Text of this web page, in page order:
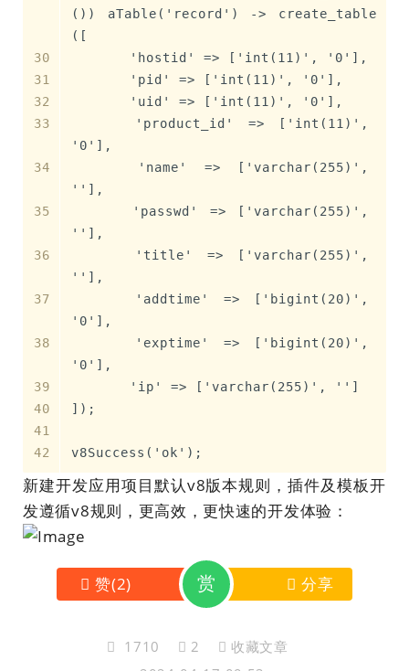
()) aTable('record') -> create_table
([
	'hostid' => ['int(11)', '0'],
	'pid' => ['int(11)', '0'],
	'uid' => ['int(11)', '0'],
'0'],
''],
''],
''],
'0'],
'0'],
	'ip' => ['varchar(255)', '']
]);
v8Success('ok');
新建开发应用项目默认v8版本规则，插件及模板开
发遵循v8规则，更高效，更快速的开发体验：
赞(2) 赏 分享
1710 2
收藏文章